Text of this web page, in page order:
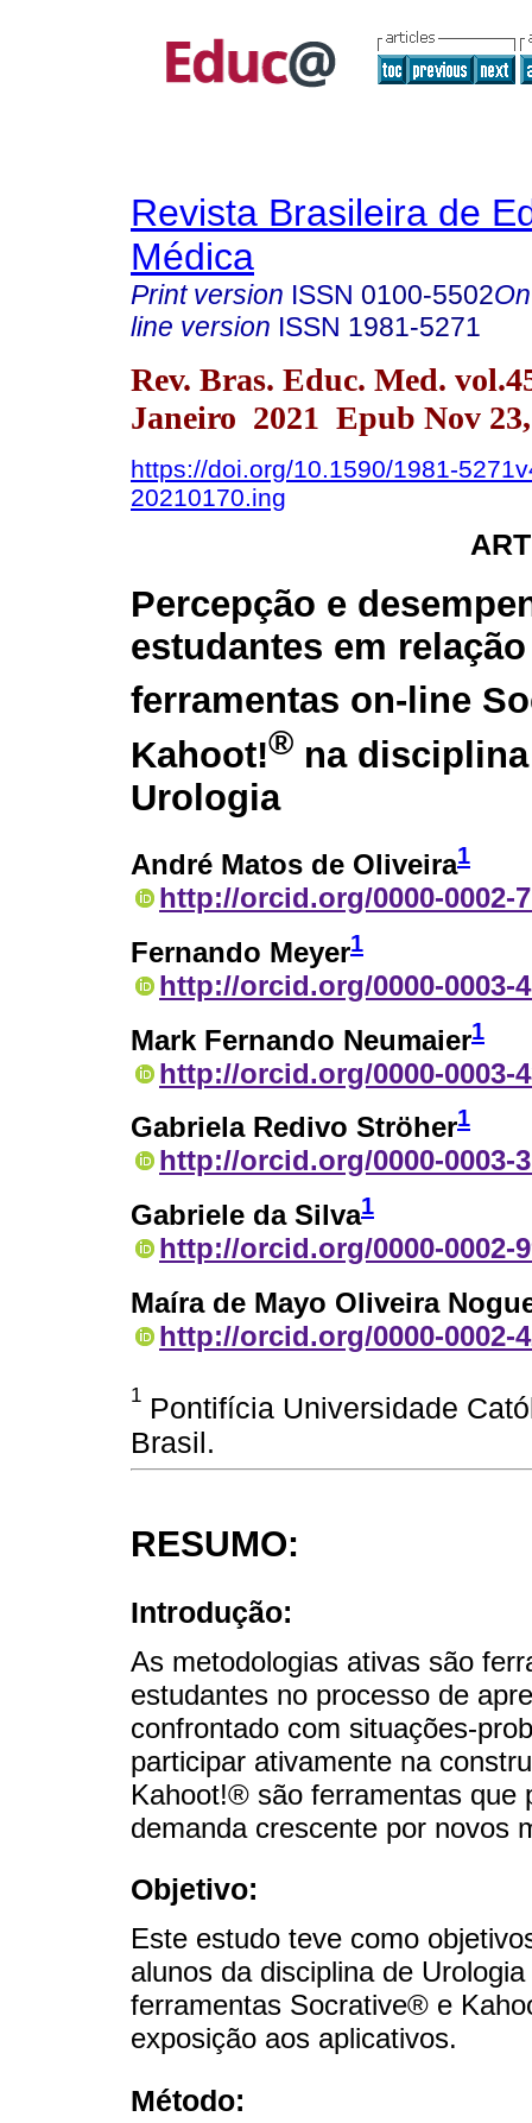
Revista Brasileira de
Médica
Print version ISSN 0100-5502
line version ISSN 1981-5271
Rev. Bras. Educ. Med.
Janeiro 2021 Epub Nov
https://doi.org/10.1590/1981-
20210170.ing
Percepção e
estudantes em
ferramentas on-line
Kahoot!® na
Urologia
André Matos de Oliveira1
http://orcid.org/0000-0002-
Fernando Meyer1
http://orcid.org/0000-0003-
Mark Fernando Neumaier1
http://orcid.org/0000-0003-
Gabriela Redivo Ströher1
http://orcid.org/0000-0003-
Gabriele da Silva1
http://orcid.org/0000-0002-
Maíra de Mayo Oliveira
http://orcid.org/0000-0002-
1 Pontifícia Universidade
Brasil.
RESUMO:
Introdução:
As metodologias ativas são
estudantes no processo de
confrontado com situações-
participar ativamente na
Kahoot!® são ferramentas que
demanda crescente por novos
Objetivo:
Este estudo teve como
alunos da disciplina de
ferramentas Socrative® e
exposição aos aplicativos.
Método: